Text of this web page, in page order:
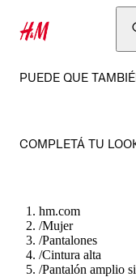
PUEDE QUE
COMPLETÁ TU
hm.com
/Mujer
/Pantalones
/Cintura alta
/Pantalón amplio